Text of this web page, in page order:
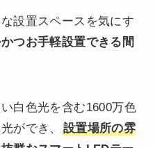
設置スペースを気にす
つお手軽設置できる間
白色光を含む1600万色
ができ、
設置場所の雰